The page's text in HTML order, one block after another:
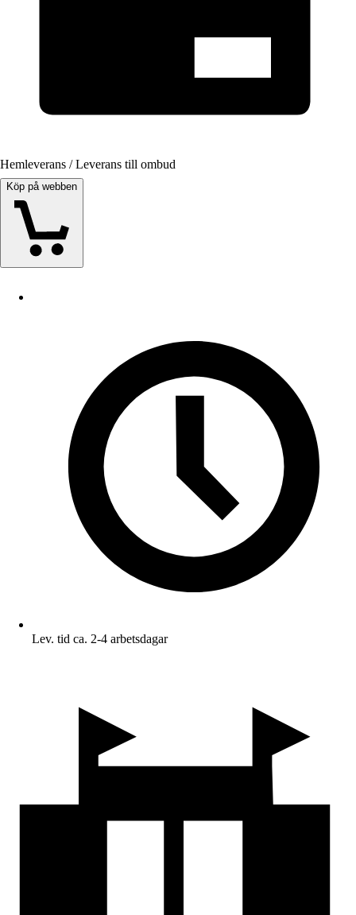
Hemleverans / Leverans till ombud
Köp på webben
Lev. tid ca. 2-4 arbetsdagar